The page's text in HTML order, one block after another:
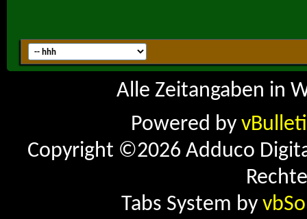
Alle Zeitangaben in
Powered by
Copyright ©2026 Adduco
Tabs System by